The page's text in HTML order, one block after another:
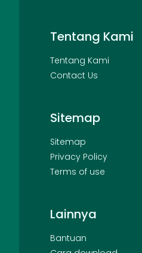
Tentang Kami
Tentang Kami
Contact Us
Sitemap
Sitemap
Privacy Policy
Terms of use
Lainnya
Bantuan